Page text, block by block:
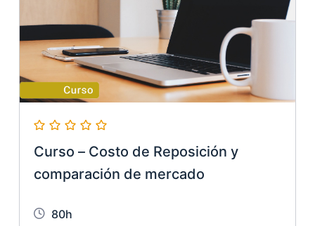
Curso – Costo de Reposición y
comparación de mercado
80h